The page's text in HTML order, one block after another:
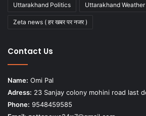
Uttarakhand Politics Uttarakhand
Zeta news ( हर खबर पर नजर )
Contact Us
Name: Omi Pal
Adress: 23 Sanjay colony mohini road last
Phone: 9548459585